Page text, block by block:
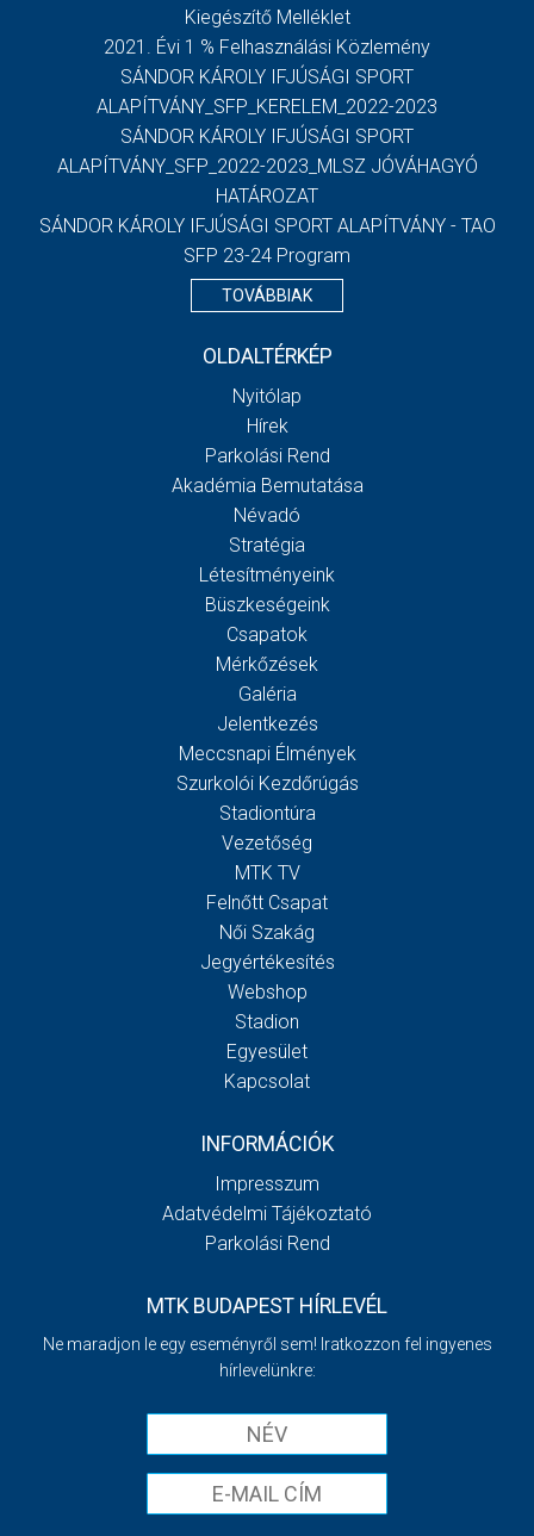
Kiegészítő Melléklet
2021. Évi 1 % Felhasználási Közlemény
SÁNDOR KÁROLY IFJÚSÁGI SPORT
ALAPÍTVÁNY_SFP_KERELEM_2022-2023
SÁNDOR KÁROLY IFJÚSÁGI SPORT
ALAPÍTVÁNY_SFP_2022-2023_MLSZ JÓVÁHAGYÓ
HATÁROZAT
SÁNDOR KÁROLY IFJÚSÁGI SPORT ALAPÍTVÁNY - TAO
SFP 23-24 Program
TOVÁBBIAK
OLDALTÉRKÉP
Nyitólap
Hírek
Parkolási Rend
Akadémia Bemutatása
Névadó
Stratégia
Létesítményeink
Büszkeségeink
Csapatok
Mérkőzések
Galéria
Jelentkezés
Meccsnapi Élmények
Szurkolói Kezdőrúgás
Stadiontúra
Vezetőség
MTK TV
Felnőtt Csapat
Női Szakág
Jegyértékesítés
Webshop
Stadion
Egyesület
Kapcsolat
INFORMÁCIÓK
Impresszum
Adatvédelmi Tájékoztató
Parkolási Rend
MTK BUDAPEST HÍRLEVÉL
Ne maradjon le egy eseményről sem! Iratkozzon fel ingyenes
hírlevelünkre: